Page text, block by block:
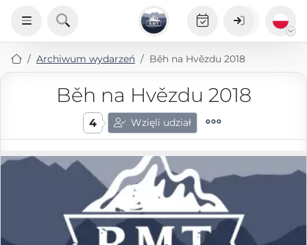
Archiwum wydarzeń Běh na Hvězdu 2018
Běh na Hvězdu 2018
4 Wzięli udział